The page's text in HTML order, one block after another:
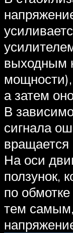
выходным
мощности),
а затем
В
сигнала
вращается
На оси
ползунок,
по
тем